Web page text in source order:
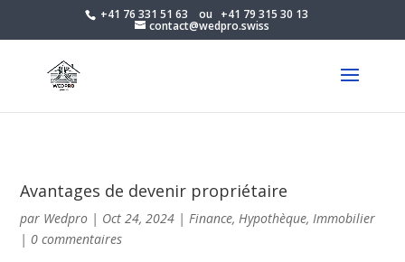
+41 76 331 51 63 ou +41 79 315 30 13
contact@wedpro.swiss
Avantages de devenir propriétaire
par Wedpro | Oct 24, 2024 |Finance,Hypothèque,Immobilier
|0 commentaires